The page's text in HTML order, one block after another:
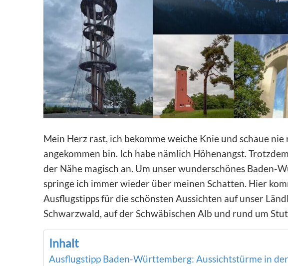
Mein Herz rast, ich bekomme weiche Knie und schaue
angekommen bin. Ich habe nämlich Höhenangst.
der Nähe magisch an. Um unser wunderschönes Baden-
springe ich immer wieder über meinen Schatten. Hier
Ausflugstipps für die schönsten Aussichten auf unser
Schwarzwald, auf der Schwäbischen Alb und rund um
Inhalt
Ausflugstipp Baden-Württemberg: Aussichtstürme in